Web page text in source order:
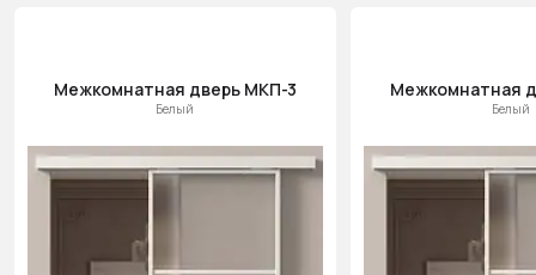
Межкомнатная дверь МКП-3
Белый
Межкомнатная
Белый